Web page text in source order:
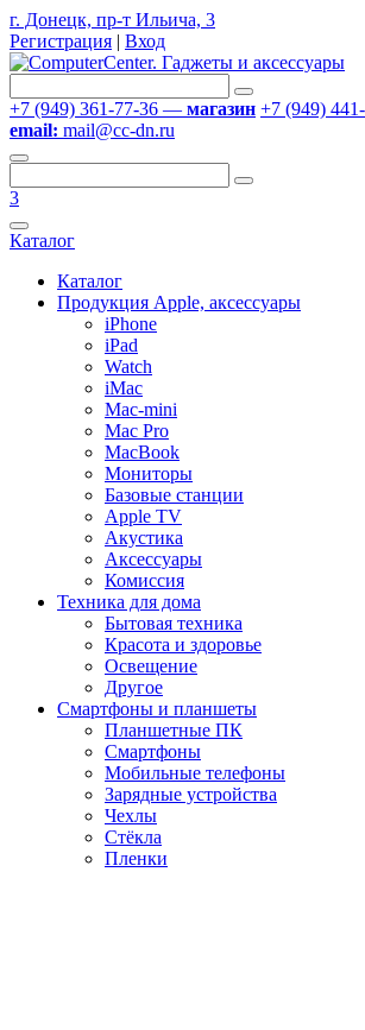
г. Донецк, пр-т Ильича, 3
Регистрация | Вход
+7 (949) 361-77-36 — магазин +7 (949)
email: mail@cc-dn.ru
3
Каталог
Каталог
Продукция Apple, аксессуары
iPhone
iPad
Watch
iMac
Mac-mini
Mac Pro
MacBook
Мониторы
Базовые станции
Apple TV
Акустика
Аксессуары
Комиссия
Техника для дома
Бытовая техника
Красота и здоровье
Освещение
Другое
Смартфоны и планшеты
Планшетные ПК
Смартфоны
Мобильные телефоны
Зарядные устройства
Чехлы
Стёкла
Пленки